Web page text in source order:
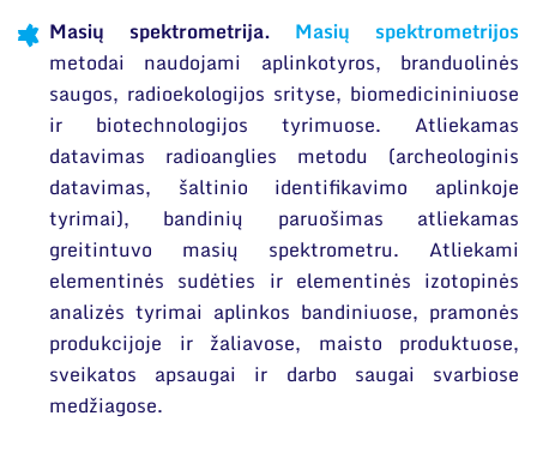
Narystė nacionalinėse ir tarptautinėse
organizacijose bei asociacijose
ES parama
Susisiekite su mumis
Masių spektrometrija.
Masių spektrometrijos
metodai naudojami aplinkotyros, branduolinės
saugos, radioekologijos srityse, biomedicininiuose
ir biotechnologijos tyrimuose. Atliekamas
datavimas radioanglies metodu (archeologinis
datavimas, šaltinio identifikavimo aplinkoje
tyrimai), bandinių paruošimas atliekamas
greitintuvo masių spektrometru. Atliekami
elementinės sudėties ir elementinės izotopinės
analizės tyrimai aplinkos bandiniuose, pramonės
produkcijoje ir žaliavose, maisto produktuose,
sveikatos apsaugai ir darbo saugai svarbiose
medžiagose.